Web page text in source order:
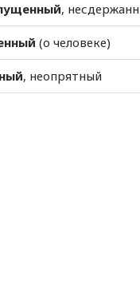
,
(о человеке)
, неопрятный